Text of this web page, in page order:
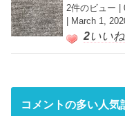
2件のビュー |
| March 1,
2いいね
コメントの多い人気